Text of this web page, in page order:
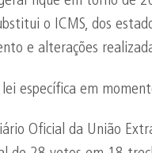
o ICMS, dos
e alterações
específica em
Oficial da União